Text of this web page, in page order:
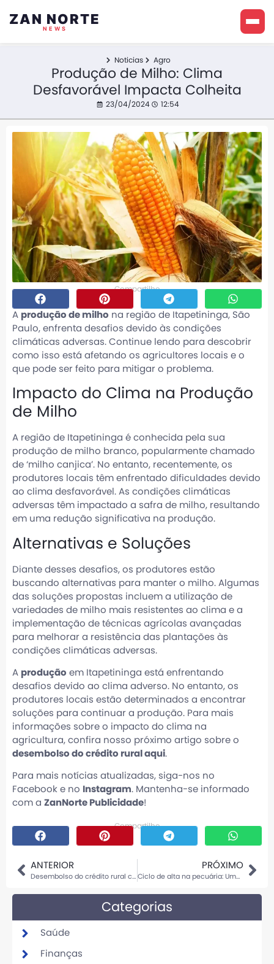
ZAN NORTE
NEWS
Noticias Agro
Produção de Milho: Clima
Desfavorável Impacta Colheita
23/04/2024 12:54
Compartilhe
A produção de milho na região de Itapetininga, São
Paulo, enfrenta desafios devido às condições
climáticas adversas. Continue lendo para descobrir
como isso está afetando os agricultores locais e o
que pode ser feito para mitigar o problema.
Impacto do Clima na Produção
de Milho
A região de Itapetininga é conhecida pela sua
produção de milho branco, popularmente chamado
de ‘milho canjica’. No entanto, recentemente, os
produtores locais têm enfrentado dificuldades devido
ao clima desfavorável. As condições climáticas
adversas têm impactado a safra de milho, resultando
em uma redução significativa na produção.
Alternativas e Soluções
Diante desses desafios, os produtores estão
buscando alternativas para manter o milho. Algumas
das soluções propostas incluem a utilização de
variedades de milho mais resistentes ao clima e a
implementação de técnicas agrícolas avançadas
para melhorar a resistência das plantações às
condições climáticas adversas.
A produção em Itapetininga está enfrentando
desafios devido ao clima adverso. No entanto, os
produtores locais estão determinados a encontrar
soluções para continuar a produção. Para mais
informações sobre o impacto do clima na
agricultura, confira nosso próximo artigo sobre o
desembolso do crédito rural aqui.
Para mais notícias atualizadas, siga-nos no
Facebook e no
Instagram. Mantenha-se informado
com a ZanNorte Publicidade!
Compartilhe
ANTERIOR
Desembolso do crédito rural chega a R$ 319,2 bilhões em nove meses
PRÓXIMO
Ciclo de alta na pecuária: Uma nova era se aproxima
Categorias
Saúde
Finanças